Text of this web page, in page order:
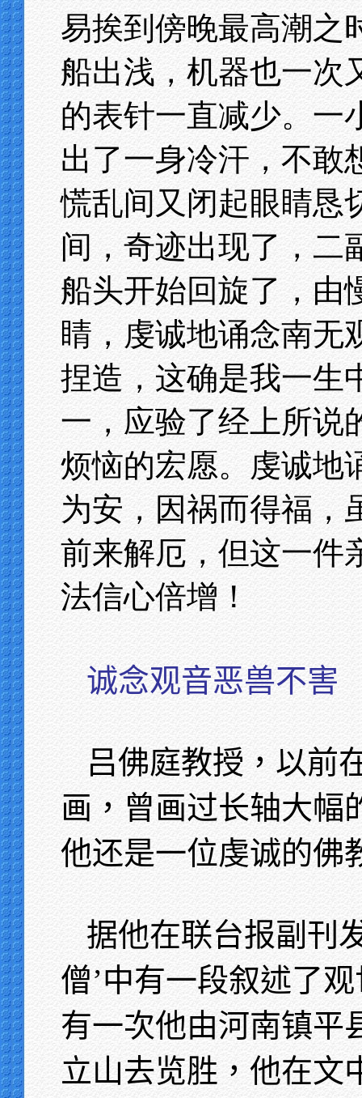
易挨到傍晚最高潮之
船出浅，机器也一次
的表针一直减少。一
出了一身冷汗，不敢
慌乱间又闭起眼睛恳
间，奇迹出现了，二
船头开始回旋了，由
睛，虔诚地诵念南无
捏造，这确是我一生
一，应验了经上所说
烦恼的宏愿。虔诚地
为安，因祸而得福，
前来解厄，但这一件
法信心倍增！
诚念观音恶兽不害
吕佛庭教授，以前
画，曾画过长轴大幅
他还是一位虔诚的佛
据他在联台报副刊
僧’中有一段叙述了
有一次他由河南镇平
立山去览胜，他在文